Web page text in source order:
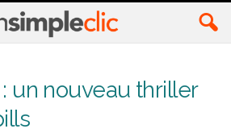
un nouveau thriller